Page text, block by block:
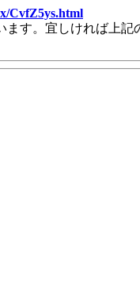
CvfZ5ys.html
ます。宜しければ上